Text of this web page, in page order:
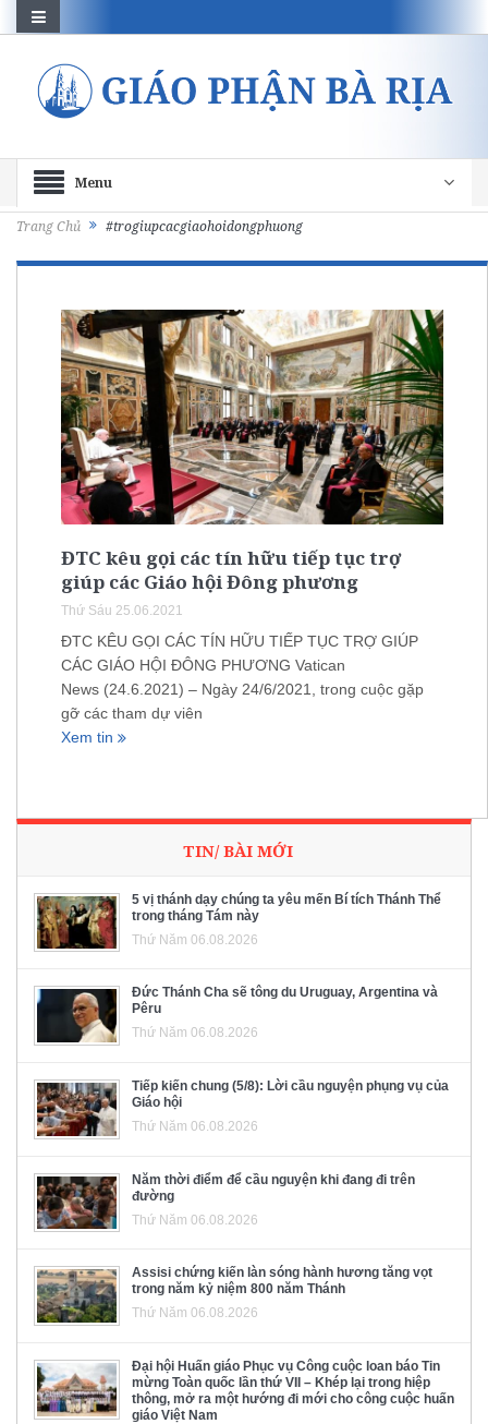
Menu
Trang Chủ #trogiupcacgiaohoidongphuong
ĐTC kêu gọi các tín hữu tiếp tục trợ
giúp các Giáo hội Đông phương
Thứ Sáu 25.06.2021
ĐTC KÊU GỌI CÁC TÍN HỮU TIẾP TỤC TRỢ GIÚP
CÁC GIÁO HỘI ĐÔNG PHƯƠNG Vatican
News (24.6.2021) – Ngày 24/6/2021, trong cuộc gặp
gỡ các tham dự viên
Xem tin
TIN/ BÀI MỚI
5 vị thánh dạy chúng ta yêu mến Bí tích Thánh Thể
trong tháng Tám này
Thứ Năm 06.08.2026
Đức Thánh Cha sẽ tông du Uruguay, Argentina và
Pêru
Thứ Năm 06.08.2026
Tiếp kiến chung (5/8): Lời cầu nguyện phụng vụ của
Giáo hội
Thứ Năm 06.08.2026
Năm thời điểm để cầu nguyện khi đang đi trên
đường
Thứ Năm 06.08.2026
Assisi chứng kiến làn sóng hành hương tăng vọt
trong năm kỷ niệm 800 năm Thánh
Thứ Năm 06.08.2026
Đại hội Huấn giáo Phục vụ Công cuộc loan báo Tin
mừng Toàn quốc lần thứ VII – Khép lại trong hiệp
thông, mở ra một hướng đi mới cho công cuộc huấn
giáo Việt Nam